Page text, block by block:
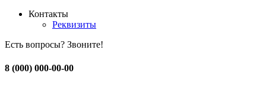
Контакты
Реквизиты
Есть вопросы? Звоните!
8 (000) 000-00-00